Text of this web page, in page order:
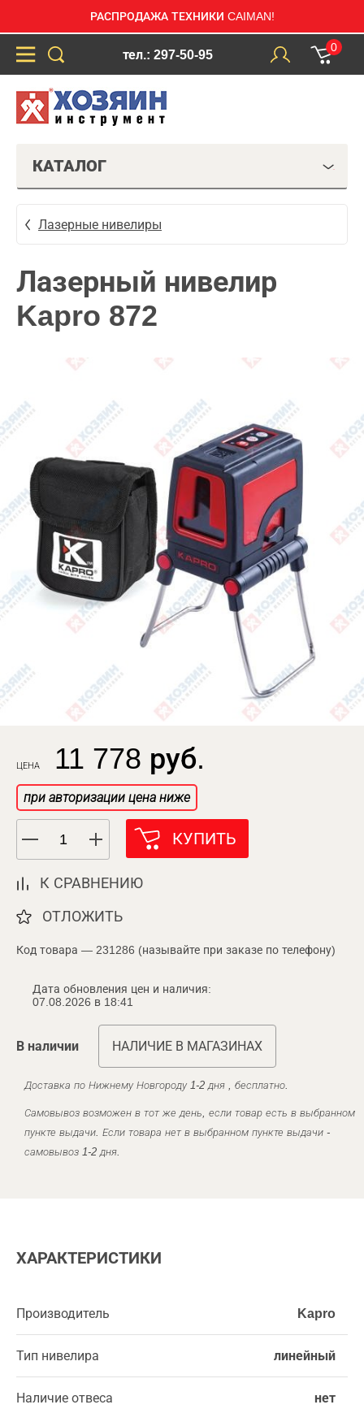
РАСПРОДАЖА ТЕХНИКИ CAIMAN!
тел.: 297-50-95
0
КАТАЛОГ
Лазерные нивелиры
Лазерный нивелир
Kapro 872
ЦЕНА 11 778 руб.
при авторизации цена ниже
КУПИТЬ
К СРАВНЕНИЮ
ОТЛОЖИТЬ
Код товара — 231286 (называйте при заказе по телефону)
Дата обновления цен и наличия:
07.08.2026 в 18:41
В наличии НАЛИЧИЕ В МАГАЗИНАХ
Доставка по Нижнему Новгороду 1-2 дня , бесплатно.
Самовывоз возможен в тот же день, если товар есть в выбранном
пункте выдачи. Если товара нет в выбранном пункте выдачи -
самовывоз 1-2 дня.
ХАРАКТЕРИСТИКИ
Производитель Kapro
Тип нивелира линейный
Наличие отвеса нет